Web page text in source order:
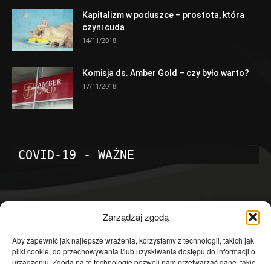
Zarządzaj zgodą
Aby zapewnić jak najlepsze wrażenia, korzystamy z technologii, takich jak
pliki cookie, do przechowywania i/lub uzyskiwania dostępu do informacji o
urządzeniu. Zgoda na te technologie pozwoli nam przetwarzać dane, takie
Kapitalizm w poduszce – prostota, która
czyni cuda
14/11/2018
Komisja ds. Amber Gold – czy było warto?
17/11/2018
COVID-19 - WAŻNE
Temat dnia
4601
Publicystyka
4363